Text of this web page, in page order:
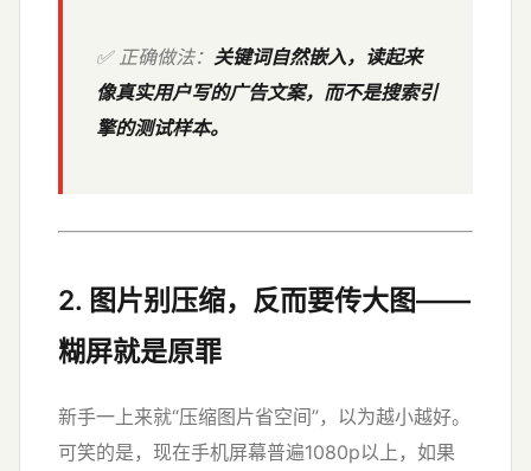
✅ 正确做法： 关键词自然嵌入，读起来
像真实用户写的广告文案，而不是搜索引
擎的测试样本。
2. 图片别压缩，反而要传大图——
糊屏就是原罪
新手一上来就“压缩图片省空间”，以为越小越好。
可笑的是，现在手机屏幕普遍1080p以上，如果